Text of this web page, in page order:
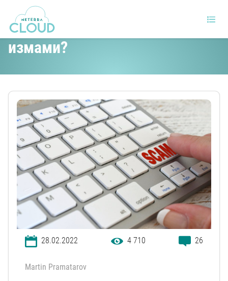
Как да избегнем интернет
измами?
28.02.2022 4 710 26
Martin Pramatarov